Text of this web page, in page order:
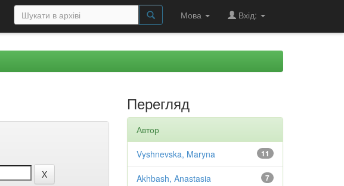
Мова Вхід:
Перегляд
Автор
11
Vyshnevska, Maryna
7
Akhbash, Anastasia